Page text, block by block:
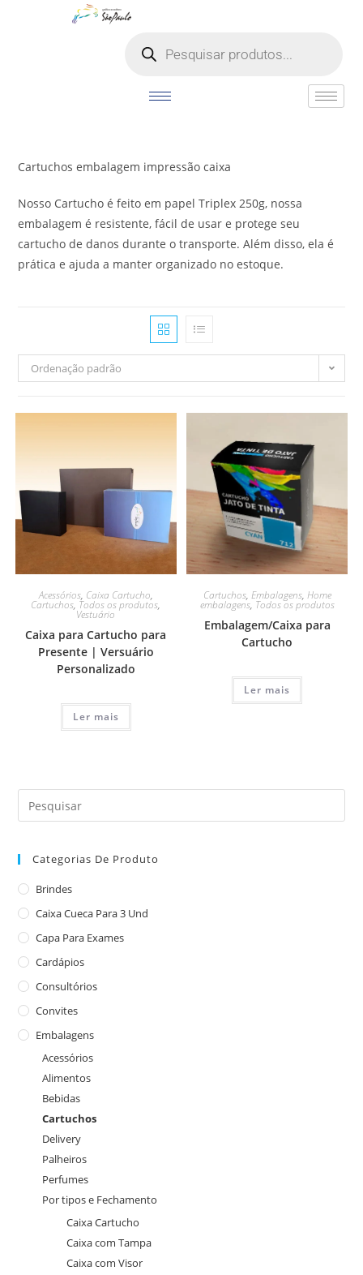
Cartuchos embalagem impressão caixa
Nosso Cartucho é feito em papel Triplex 250g, nossa
embalagem é resistente, fácil de usar e protege seu
cartucho de danos durante o transporte. Além disso, ela é
prática e ajuda a manter organizado no estoque.
Ordenação padrão
Acessórios, Caixa Cartucho,
Cartuchos, Todos os produtos,
Vestuário
Caixa para Cartucho para
Presente | Versuário
Personalizado
Ler mais
Cartuchos, Embalagens, Home
embalagens, Todos os produtos
Embalagem/Caixa para
Cartucho
Ler mais
Categorias De Produto
Brindes
Caixa Cueca Para 3 Und
Capa Para Exames
Cardápios
Consultórios
Convites
Embalagens
Acessórios
Alimentos
Bebidas
Cartuchos
Delivery
Palheiros
Perfumes
Por tipos e Fechamento
Caixa Cartucho
Caixa com Tampa
Caixa com Visor